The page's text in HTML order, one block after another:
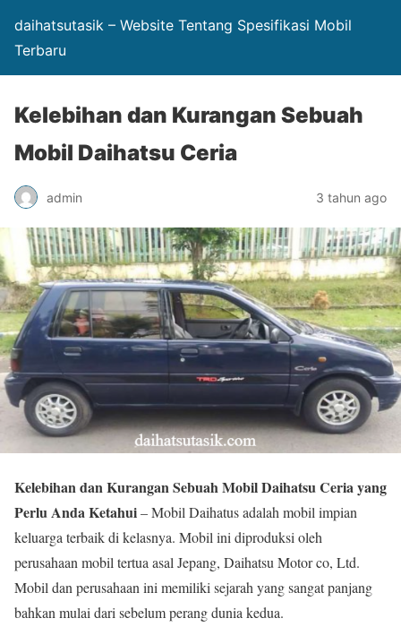
daihatsutasik – Website Tentang Spesifikasi Mobil
Terbaru
Kelebihan dan Kurangan Sebuah
Mobil Daihatsu Ceria
admin 3 tahun ago
Kelebihan dan Kurangan Sebuah Mobil Daihatsu Ceria yang
Perlu Anda Ketahui– Mobil Daihatus adalah mobil impian
keluarga terbaik di kelasnya. Mobil ini diproduksi oleh
perusahaan mobil tertua asal Jepang, Daihatsu Motor co, Ltd.
Mobil dan perusahaan ini memiliki sejarah yang sangat panjang
bahkan mulai dari sebelum perang dunia kedua.